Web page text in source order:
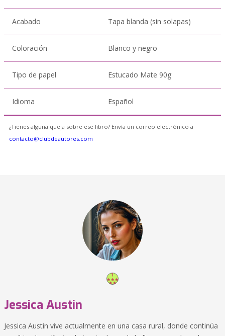
Acabado Tapa blanda (sin solapas)
Coloración Blanco y negro
Tipo de papel Estucado Mate 90g
Idioma Español
¿Tienes alguna queja sobre ese libro? Envía un correo electrónico a
contacto@clubdeautores.com
Jessica Austin
Jessica Austin vive actualmente en una casa rural, donde continúa